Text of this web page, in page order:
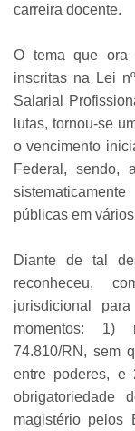
carreira docente.
O tema que ora
inscritas na Lei
Salarial
lutas, tornou-se
o vencimento
Federal, sendo,
públicas em
Diante de tal
reconheceu,
jurisdicional
momentos: 1)
74.810/RN, sem
entre poderes, e
obrigatoriedade
magistério pelos